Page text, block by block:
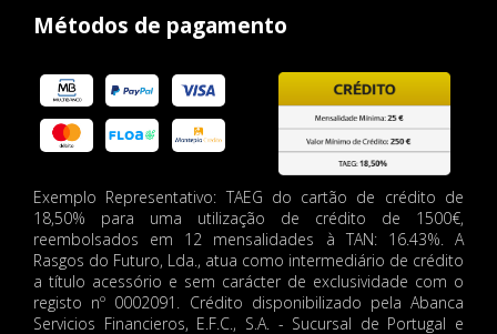
Métodos de pagamento
Exemplo Representativo: TAEG do cartão de crédito de
18,50% para uma utilização de crédito de 1500€,
reembolsados em 12 mensalidades à TAN: 16.43%. A
Rasgos do Futuro, Lda., atua como intermediário de crédito
a título acessório e sem carácter de exclusividade com o
registo nº 0002091. Crédito disponibilizado pela Abanca
Servicios Financieros, E.F.C., S.A. - Sucursal de Portugal e